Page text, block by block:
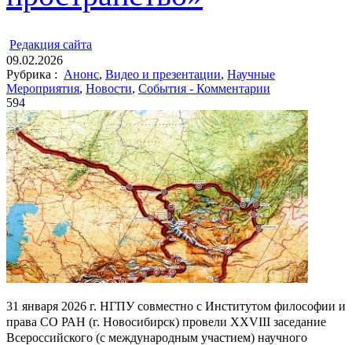
Редакция cайта
09.02.2026
Рубрика : Анонс, Видео и презентации, Научные
Мероприятия, Новости, События - Комментарии
594
31 января 2026 г. НГПУ совместно с Институтом философии и
права СО РАН (г. Новосибирск) провели XXVIII заседание
Всероссийского (с международным участием) научного